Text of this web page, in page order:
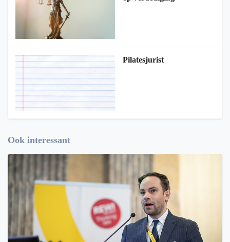
Pilatesjurist
Ook interessant